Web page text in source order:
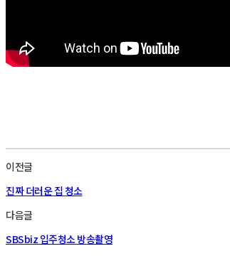
이전글
진짜 더러운 집 청소
다음글
SBSbiz 입주청소 방송촬영